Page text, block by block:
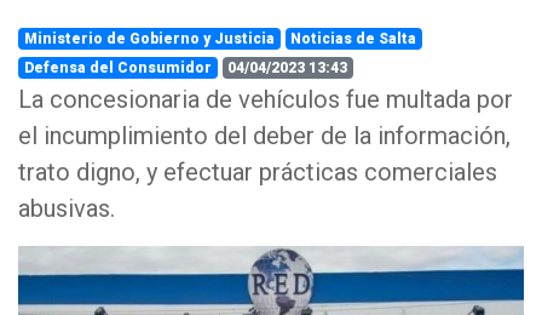
Ministerio de Gobierno y Justicia
Noticias de Salta
Defensa del Consumidor
04/04/2023 13:43
La concesionaria de vehículos fue multada por
el incumplimiento del deber de la información,
trato digno, y efectuar prácticas comerciales
abusivas.